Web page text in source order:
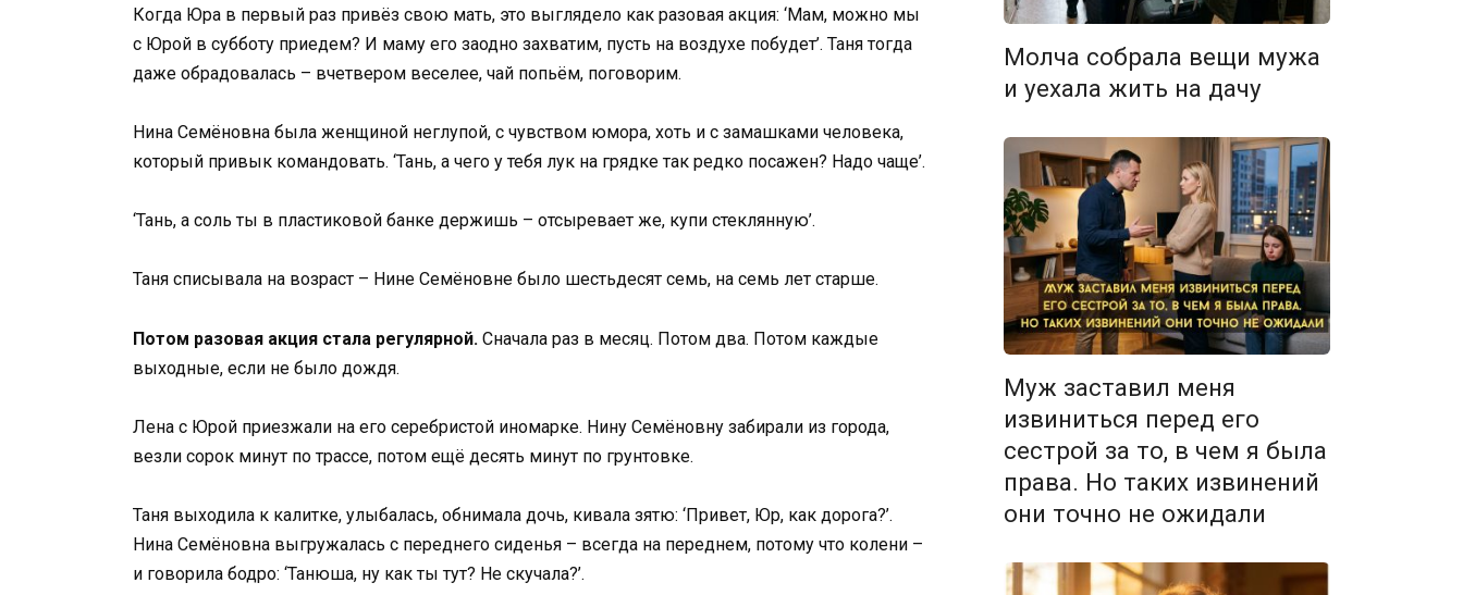
Когда Юра в первый раз привёз свою мать, это выглядело как разовая акция: ‘Мам, можно мы
с Юрой в субботу приедем? И маму его заодно захватим, пусть на воздухе побудет’. Таня тогда
даже обрадовалась – вчетвером веселее, чай попьём, поговорим.
Нина Семёновна была женщиной неглупой, с чувством юмора, хоть и с замашками человека,
который привык командовать. ‘Тань, а чего у тебя лук на грядке так редко посажен? Надо чаще’.
‘Тань, а соль ты в пластиковой банке держишь – отсыревает же, купи стеклянную’.
Таня списывала на возраст – Нине Семёновне было шестьдесят семь, на семь лет старше.
Потом разовая акция стала регулярной. Сначала раз в месяц. Потом два. Потом каждые
выходные, если не было дождя.
Лена с Юрой приезжали на его серебристой иномарке. Нину Семёновну забирали из города,
везли сорок минут по трассе, потом ещё десять минут по грунтовке.
Таня выходила к калитке, улыбалась, обнимала дочь, кивала зятю: ‘Привет, Юр, как дорога?’.
Нина Семёновна выгружалась с переднего сиденья – всегда на переднем, потому что колени –
и говорила бодро: ‘Танюша, ну как ты тут? Не скучала?’.
Молча собрала вещи мужа
и уехала жить на дачу
Муж заставил меня
извиниться перед его
сестрой за то, в чем я была
права. Но таких извинений
они точно не ожидали